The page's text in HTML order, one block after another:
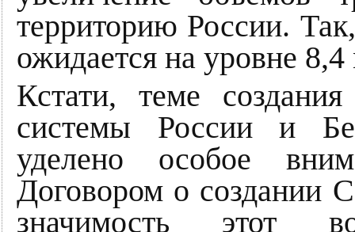
территорию России.
ожидается на уровне
Кстати, теме
системы России и
уделено особое
Договором о создании
значимость этот